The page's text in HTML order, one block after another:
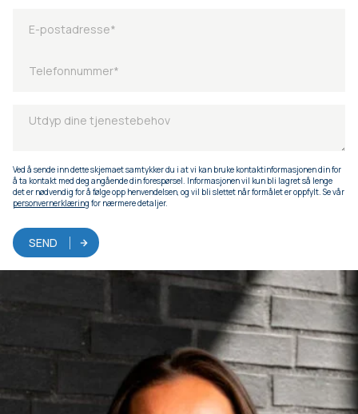
Ved å sende inn dette skjemaet samtykker du i at vi kan bruke kontaktinformasjonen din for
å ta kontakt med deg angående din forespørsel. Informasjonen vil kun bli lagret så lenge
det er nødvendig for å følge opp henvendelsen, og vil bli slettet når formålet er oppfylt. Se vår
personvernerklæring for nærmere detaljer.